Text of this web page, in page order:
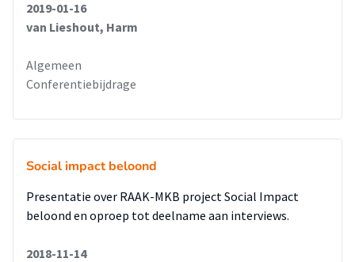
2019-01-16
van Lieshout, Harm
Algemeen
Conferentiebijdrage
Social impact beloond
Presentatie over RAAK-MKB project Social Impact
beloond en oproep tot deelname aan interviews.
2018-11-14